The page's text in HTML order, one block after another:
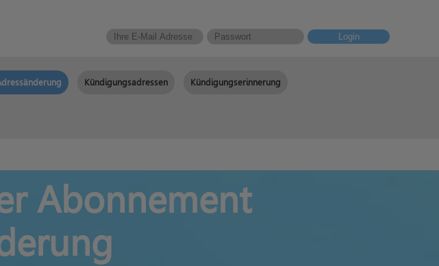
Login
Kündigungsadressen Kündigungserinnerung
Abonnement